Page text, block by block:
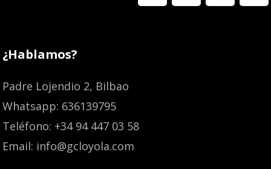
¿Hablamos?
Padre Lojendio 2, Bilbao
Whatsapp: 636139795
Teléfono: +34 94 447 03 58
Email: info@gcloyola.com